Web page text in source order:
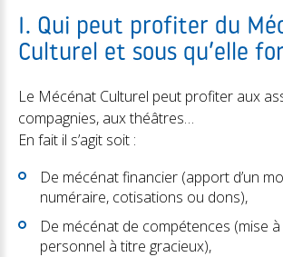
I. Qui peut profiter du
Culturel et sous qu’elle
Le Mécénat Culturel peut profiter aux
compagnies, aux théâtres…
En fait il s’agit soit :
De mécénat financier (apport d’un
numéraire, cotisations ou dons),
De mécénat de compétences (mise
personnel à titre gracieux),